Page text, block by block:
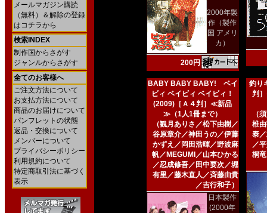
メールマガジン購読
（無料）＆解除の登録
はコチラから
検索INDEX
制作国からさがす
ジャンルからさがす
全てのお客様へ
ご注文方法について
お支払方法について
商品のお届けについて
パンフレットの状態
返品・交換について
メンバーについて
プライバシーポリシー
利用規約について
特定商取引法に基づく
表示
2000年製
作（製作
国 アメリ
カ）
200円
BABY BABY BABY! ベイ
ビィ ベイビィ ベイビィ！
(2009)［Ａ４判］≪新品
≫（1人1冊まで）
（観月ありさ／松下由樹／
谷原章介／神田うの／伊藤
かずえ／岡田浩暉／野波麻
帆／MEGUMI／山本ひかる
／忍成修吾／田中要次／堀
有里／藤木直人／斉藤由貴
／吉行和子）
日本製作
(2000年
釣り
判
（
椎
泰
／
桐